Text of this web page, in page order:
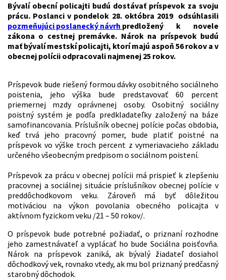
Bývalí obecní policajti budú dostávať príspevok za svoju
prácu. Poslanci v pondelok 28. októbra 2019 odsúhlasili
pozmeňujúci poslanecký návrh predložený k novele
zákona o cestnej premávke. Nárok na príspevok budú
mať bývalí mestskí policajti, ktorí majú aspoň 56 rokov a v
obecnej polícii odpracovali najmenej 25 rokov.
Príspevok bude riešený formou dávky osobitného sociálneho
poistenia, jeho výška bude predstavovať 60 percent
priemernej mzdy oprávnenej osoby. Osobitný sociálny
poistný systém je podľa predkladateľky založený na báze
samofinancovania. Príslušník obecnej polície počas obdobia,
keď trvá jeho pracovný pomer, bude platiť poistné na
príspevok vo výške troch percent z vymeriavacieho základu
určeného všeobecným predpisom o sociálnom poistení.
Príspevok za prácu v obecnej polícii má prispieť k zlepšeniu
pracovnej a sociálnej situácie príslušníkov obecnej polície v
preddôchodkovom veku. Zároveň má byť dôležitou
motiváciou na výkon povolania obecného policajta v
aktívnom fyzickom veku /21 – 50 rokov/.
O príspevok bude potrebné požiadať, o priznaní rozhodne
jeho zamestnávateľ a vyplácať ho bude Sociálna poisťovňa.
Nárok na príspevok zaniká, ak bývalý žiadateľ dosiahol
dôchodkový vek, rovnako vtedy, ak mu bol priznaný predčasný
starobný dôchodok.